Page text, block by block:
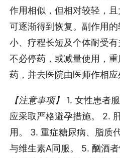
作用相似，但相对较轻，
可逐渐得到恢复。副作用
小、疗程长短及个体耐受
不必停药，或减量使用，
药，并去医院由医师作相应
【注意事项】
1. 女性患者
应采取严格避孕措施。 2.
用。 3. 重症糖尿病、脂质
与维生素A同服。 5. 酗酒